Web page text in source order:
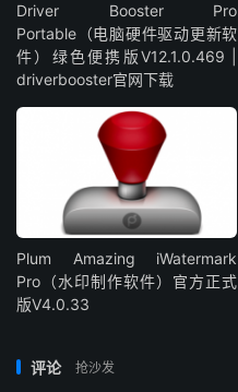
Driver Booster Pro
Portable（电脑硬件驱动更新软
件）绿色便携版V12.1.0.469 |
driverbooster官网下载
Plum Amazing iWatermark
Pro（水印制作软件）官方正式
版V4.0.33
评论 抢沙发